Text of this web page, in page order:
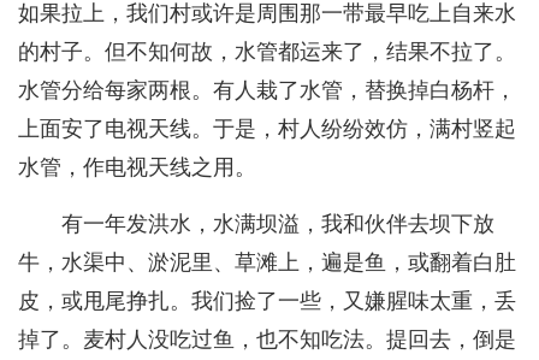
如果拉上，我们村或许是周围那一带最早吃上自来水
的村子。但不知何故，水管都运来了，结果不拉了。
水管分给每家两根。有人栽了水管，替换掉白杨杆，
上面安了电视天线。于是，村人纷纷效仿，满村竖起
水管，作电视天线之用。
有一年发洪水，水满坝溢，我和伙伴去坝下放
牛，水渠中、淤泥里、草滩上，遍是鱼，或翻着白肚
皮，或甩尾挣扎。我们捡了一些，又嫌腥味太重，丢
掉了。麦村人没吃过鱼，也不知吃法。提回去，倒是